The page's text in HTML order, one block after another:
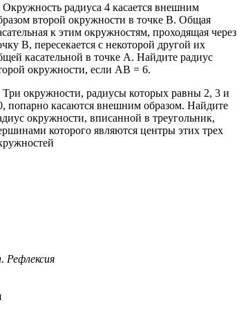
Окружность радиуса 4 касается внешним
второй окружности в точке В. Общая
к этим окружностям, проходящая через
В, пересекается с некоторой другой их
касательной в точке А. Найдите радиус
окружности, если АВ = 6.
Три окружности, радиусы которых равны 2, 3 и
попарно касаются внешним образом. Найдите
окружности, вписанной в треугольник,
которого являются центры этих трех
Рефлексия